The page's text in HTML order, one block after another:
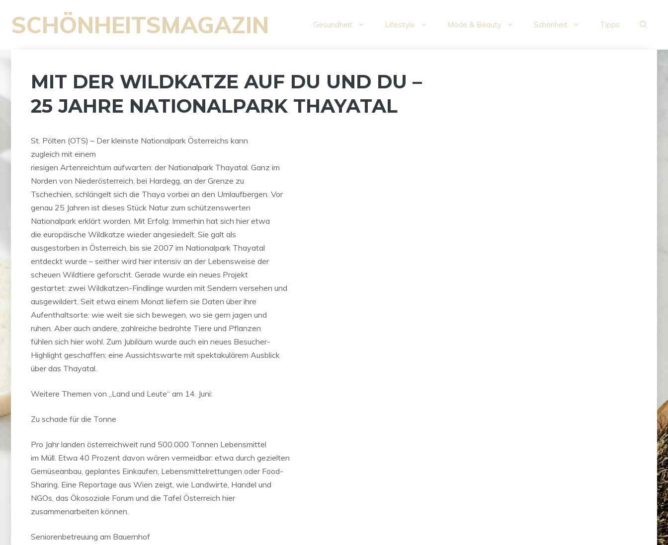
Inhalt
springen
SCHÖNHEITSMAGAZIN Gesundheit Lifestyle Mode & Beauty Schönheit Tipps
MIT DER WILDKATZE AUF DU UND DU –
25 JAHRE NATIONALPARK THAYATAL
St. Pölten (OTS) – Der kleinste Nationalpark Österreichs kann
zugleich mit einem
riesigen Artenreichtum aufwarten: der Nationalpark Thayatal. Ganz im
Norden von Niederösterreich, bei Hardegg, an der Grenze zu
Tschechien, schlängelt sich die Thaya vorbei an den Umlaufbergen. Vor
genau 25 Jahren ist dieses Stück Natur zum schützenswerten
Nationalpark erklärt worden. Mit Erfolg: Immerhin hat sich hier etwa
die europäische Wildkatze wieder angesiedelt. Sie galt als
ausgestorben in Österreich, bis sie 2007 im Nationalpark Thayatal
entdeckt wurde – seither wird hier intensiv an der Lebensweise der
scheuen Wildtiere geforscht. Gerade wurde ein neues Projekt
gestartet: zwei Wildkatzen-Findlinge wurden mit Sendern versehen und
ausgewildert. Seit etwa einem Monat liefern sie Daten über ihre
Aufenthaltsorte: wie weit sie sich bewegen, wo sie gern jagen und
ruhen. Aber auch andere, zahlreiche bedrohte Tiere und Pflanzen
fühlen sich hier wohl. Zum Jubiläum wurde auch ein neues Besucher-
Highlight geschaffen: eine Aussichtswarte mit spektakulärem Ausblick
über das Thayatal.
Weitere Themen von „Land und Leute“ am 14. Juni:
Zu schade für die Tonne
Pro Jahr landen österreichweit rund 500.000 Tonnen Lebensmittel
im Müll. Etwa 40 Prozent davon wären vermeidbar: etwa durch gezielten
Gemüseanbau, geplantes Einkaufen, Lebensmittelrettungen oder Food-
Sharing. Eine Reportage aus Wien zeigt, wie Landwirte, Handel und
NGOs, das Ökosoziale Forum und die Tafel Österreich hier
zusammenarbeiten können.
Seniorenbetreuung am Bauernhof